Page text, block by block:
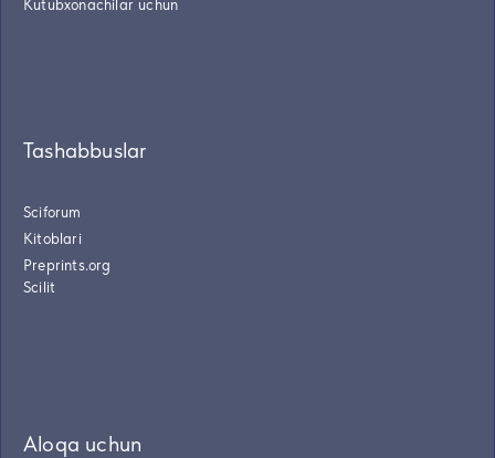
Kutubxonachilar uchun
Tashabbuslar
Sciforum
Kitoblari
Preprints.org
Scilit
Aloqa uchun